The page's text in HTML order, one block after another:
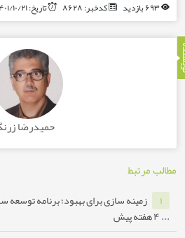
کدخبر: ۸۶۲۸ تاریخ: ۱۴۰۱/۱۰/۲۱
حمیدرضا زرنگار
سازی برای بهبود؛ برنامه توسعه سازمان ملل